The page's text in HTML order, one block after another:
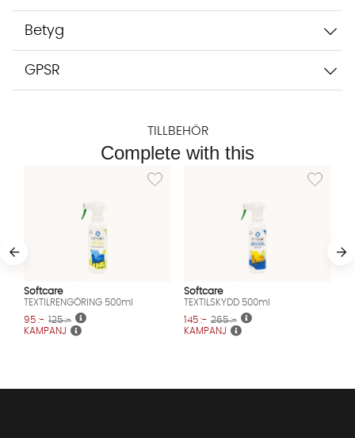
Betyg
GPSR
TILLBEHÖR
Complete with this
Lägg till i önskelista: TEXTILRENGÖRING
Softcare
TEXTILRENGÖRING 500ml
KAMPANJ
95 :- 125 :-
Lägg till i
Softcare
TEXTILSKYDD 500ml
KAMPANJ
145 :- 265 :-